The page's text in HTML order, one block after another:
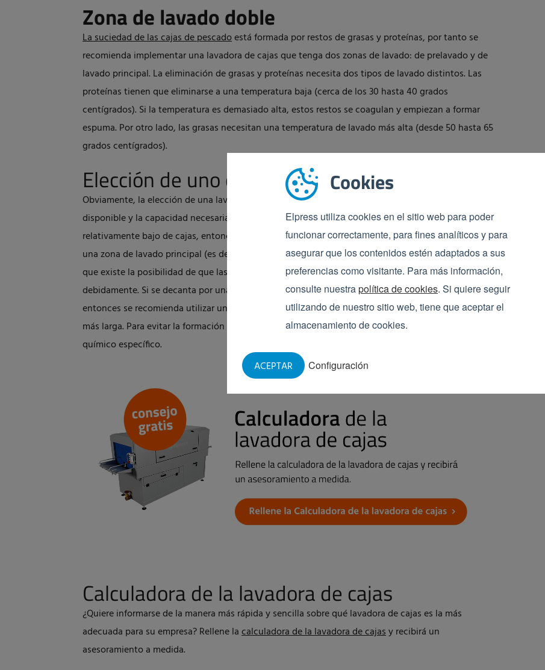
Cookies
Elpress utiliza cookies en el sitio web para poder
funcionar correctamente, para fines analíticos y para
asegurar que los contenidos estén adaptados a sus
preferencias como visitante. Para más información,
consulte nuestrapolítica de cookies. Si quiere seguir
utilizando de nuestro sitio web, tiene que aceptar el
almacenamiento de cookies.
Configuración
ACEPTAR
Zona de lavado doble
La suciedad de las cajas de pescadoestá formada por restos de grasas y proteínas, por tanto se
recomienda implementar una lavadora de cajas que tenga dos zonas de lavado: de prelavado y de
lavado principal. La eliminación de grasas y proteínas necesita dos tipos de lavado distintos. Las
proteínas tienen que eliminarse a una temperatura baja (cerca de los 30 hasta 40 grados
centígrados). Si la temperatura es demasiado alta, estos restos se coagulan y empiezan a formar
espuma. Por otro lado, las grasas necesitan una temperatura de lavado más alta (desde 50 hasta 65
grados centígrados).
Elección de uno o dos depósitos
Obviamente, la elección de una lavadora de uno o dos depósitos depende del presupuesto
disponible y la capacidad necesaria. Si el presupuesto es limitado o sólo hay que lavar un número
relativamente bajo de cajas, entonces también se puede optar por una lavadora de cajas con sólo
una zona de lavado principal (es decir, sin prelavado). Como usuario, tiene que tener en cuenta de
que existe la posibilidad de que las cajas necesiten un segundo lavado para limpiarlas
debidamente. Si se decanta por una lavadora de un solo depósito (lavado sin zona de prelavado),
entonces se recomienda utilizar una temperatura de lavado más elevada y una duración de lavado
más larga. Para evitar la formación de espuma proteínica, es muy importante utilizar un producto
químico específico.
Calculadora de la lavadora de cajas
¿Quiere informarse de la manera más rápida y sencilla sobre qué lavadora de cajas es la más
adecuada para su empresa? Rellene lacalculadora de la lavadora de cajasy recibirá un
asesoramiento a medida.